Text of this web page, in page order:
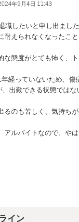
年9月4日 11:43
したいと申し出ました
えられなくなったこ
な態度がとても怖く、
経っていないため、傷
出勤できる状態では
のも苦しく、気持ち
アルバイトなので、や
イン